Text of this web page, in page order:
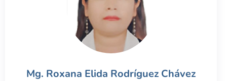
Mg. Roxana Elida Rodríguez Chávez